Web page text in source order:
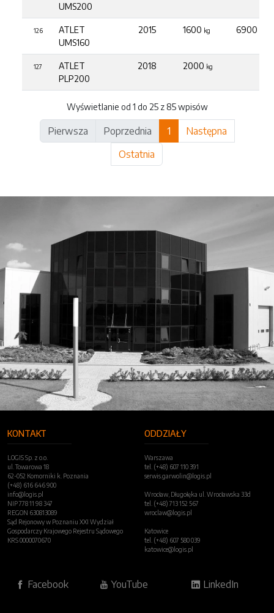
UMS200
126
ATLET
UMS160
2015 1600 kg 6900
127
ATLET
PLP200
2018 2000 kg
Wyświetlanie od 1 do 25 z 85 wpisów
Pierwsza Poprzednia 1
Następna
Ostatnia
KONTAKT
LOGIS Sp. z o.o.
ul. Towarowa 18
62-052 Komorniki k. Poznania
(+48) 616 646 900
info@logis.pl
NIP 778 11 98 347
REGON 630813089
Sąd Rejonowy w Poznaniu XXI Wydział
Gospodarczy Krajowego Rejestru Sądowego
KRS 0000070670
ODDZIAŁY
Warszawa
tel. (+48) 607 110 391
serwis.garwolin@logis.pl
Wrocław, Długołęka ul. Wrocławska 33d
tel. (+48) 713 152 567
wroclaw@logis.pl
Katowice
tel. (+48) 607 580 039
katowice@logis.pl
Facebook YouTube LinkedIn